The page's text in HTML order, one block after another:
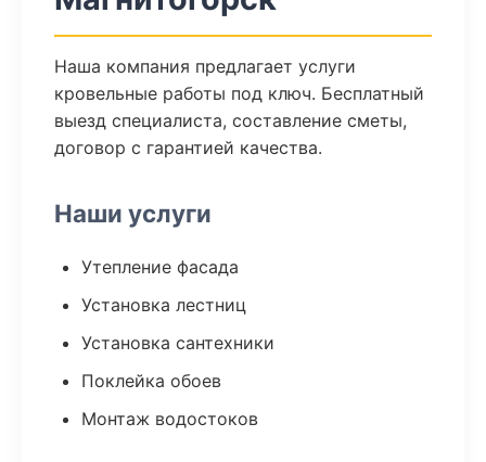
Наша компания предлагает услуги
кровельные работы под ключ. Бесплатный
выезд специалиста, составление сметы,
договор с гарантией качества.
Наши услуги
Утепление фасада
Установка лестниц
Установка сантехники
Поклейка обоев
Монтаж водостоков